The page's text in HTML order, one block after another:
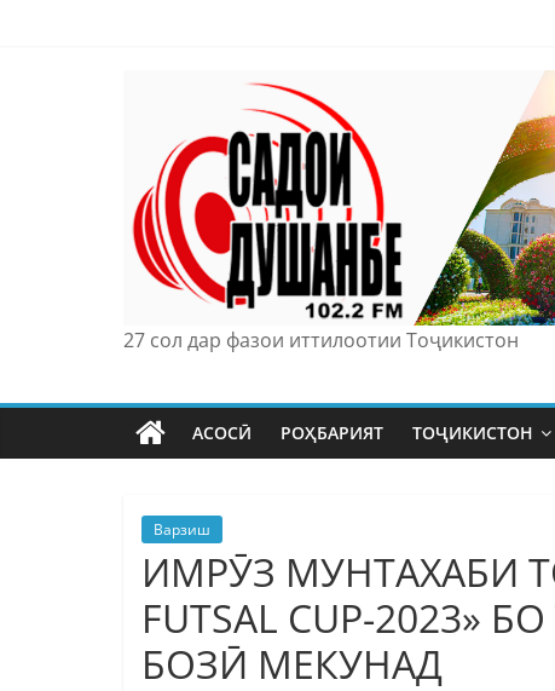
27 сол дар фазои иттилоотии Тоҷикистон
АСОСӢ РОҲБАРИЯТ ТОҶИКИСТОН
Варзиш
ИМРӮЗ МУНТАХАБИ
FUTSAL CUP-
БОЗӢ МЕКУНАД